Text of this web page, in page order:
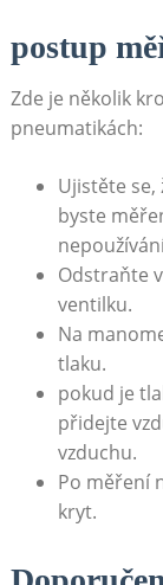
postup
Zde je několik
pneumatikách:
Ujistěte
byste
Odstraňte
ventilku.
Na
tlaku.
pokud je
přidejte
vzduchu.
Po měření
kryt.